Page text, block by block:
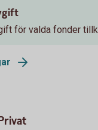
för valda fonder